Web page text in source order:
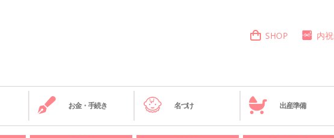
SHOP 内
お金・手続き 名づけ 出産準備